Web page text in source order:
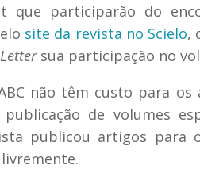
que participarão do
site da revista no Scielo,
sua participação no
não têm custo para
de volumes
publicou artigos para